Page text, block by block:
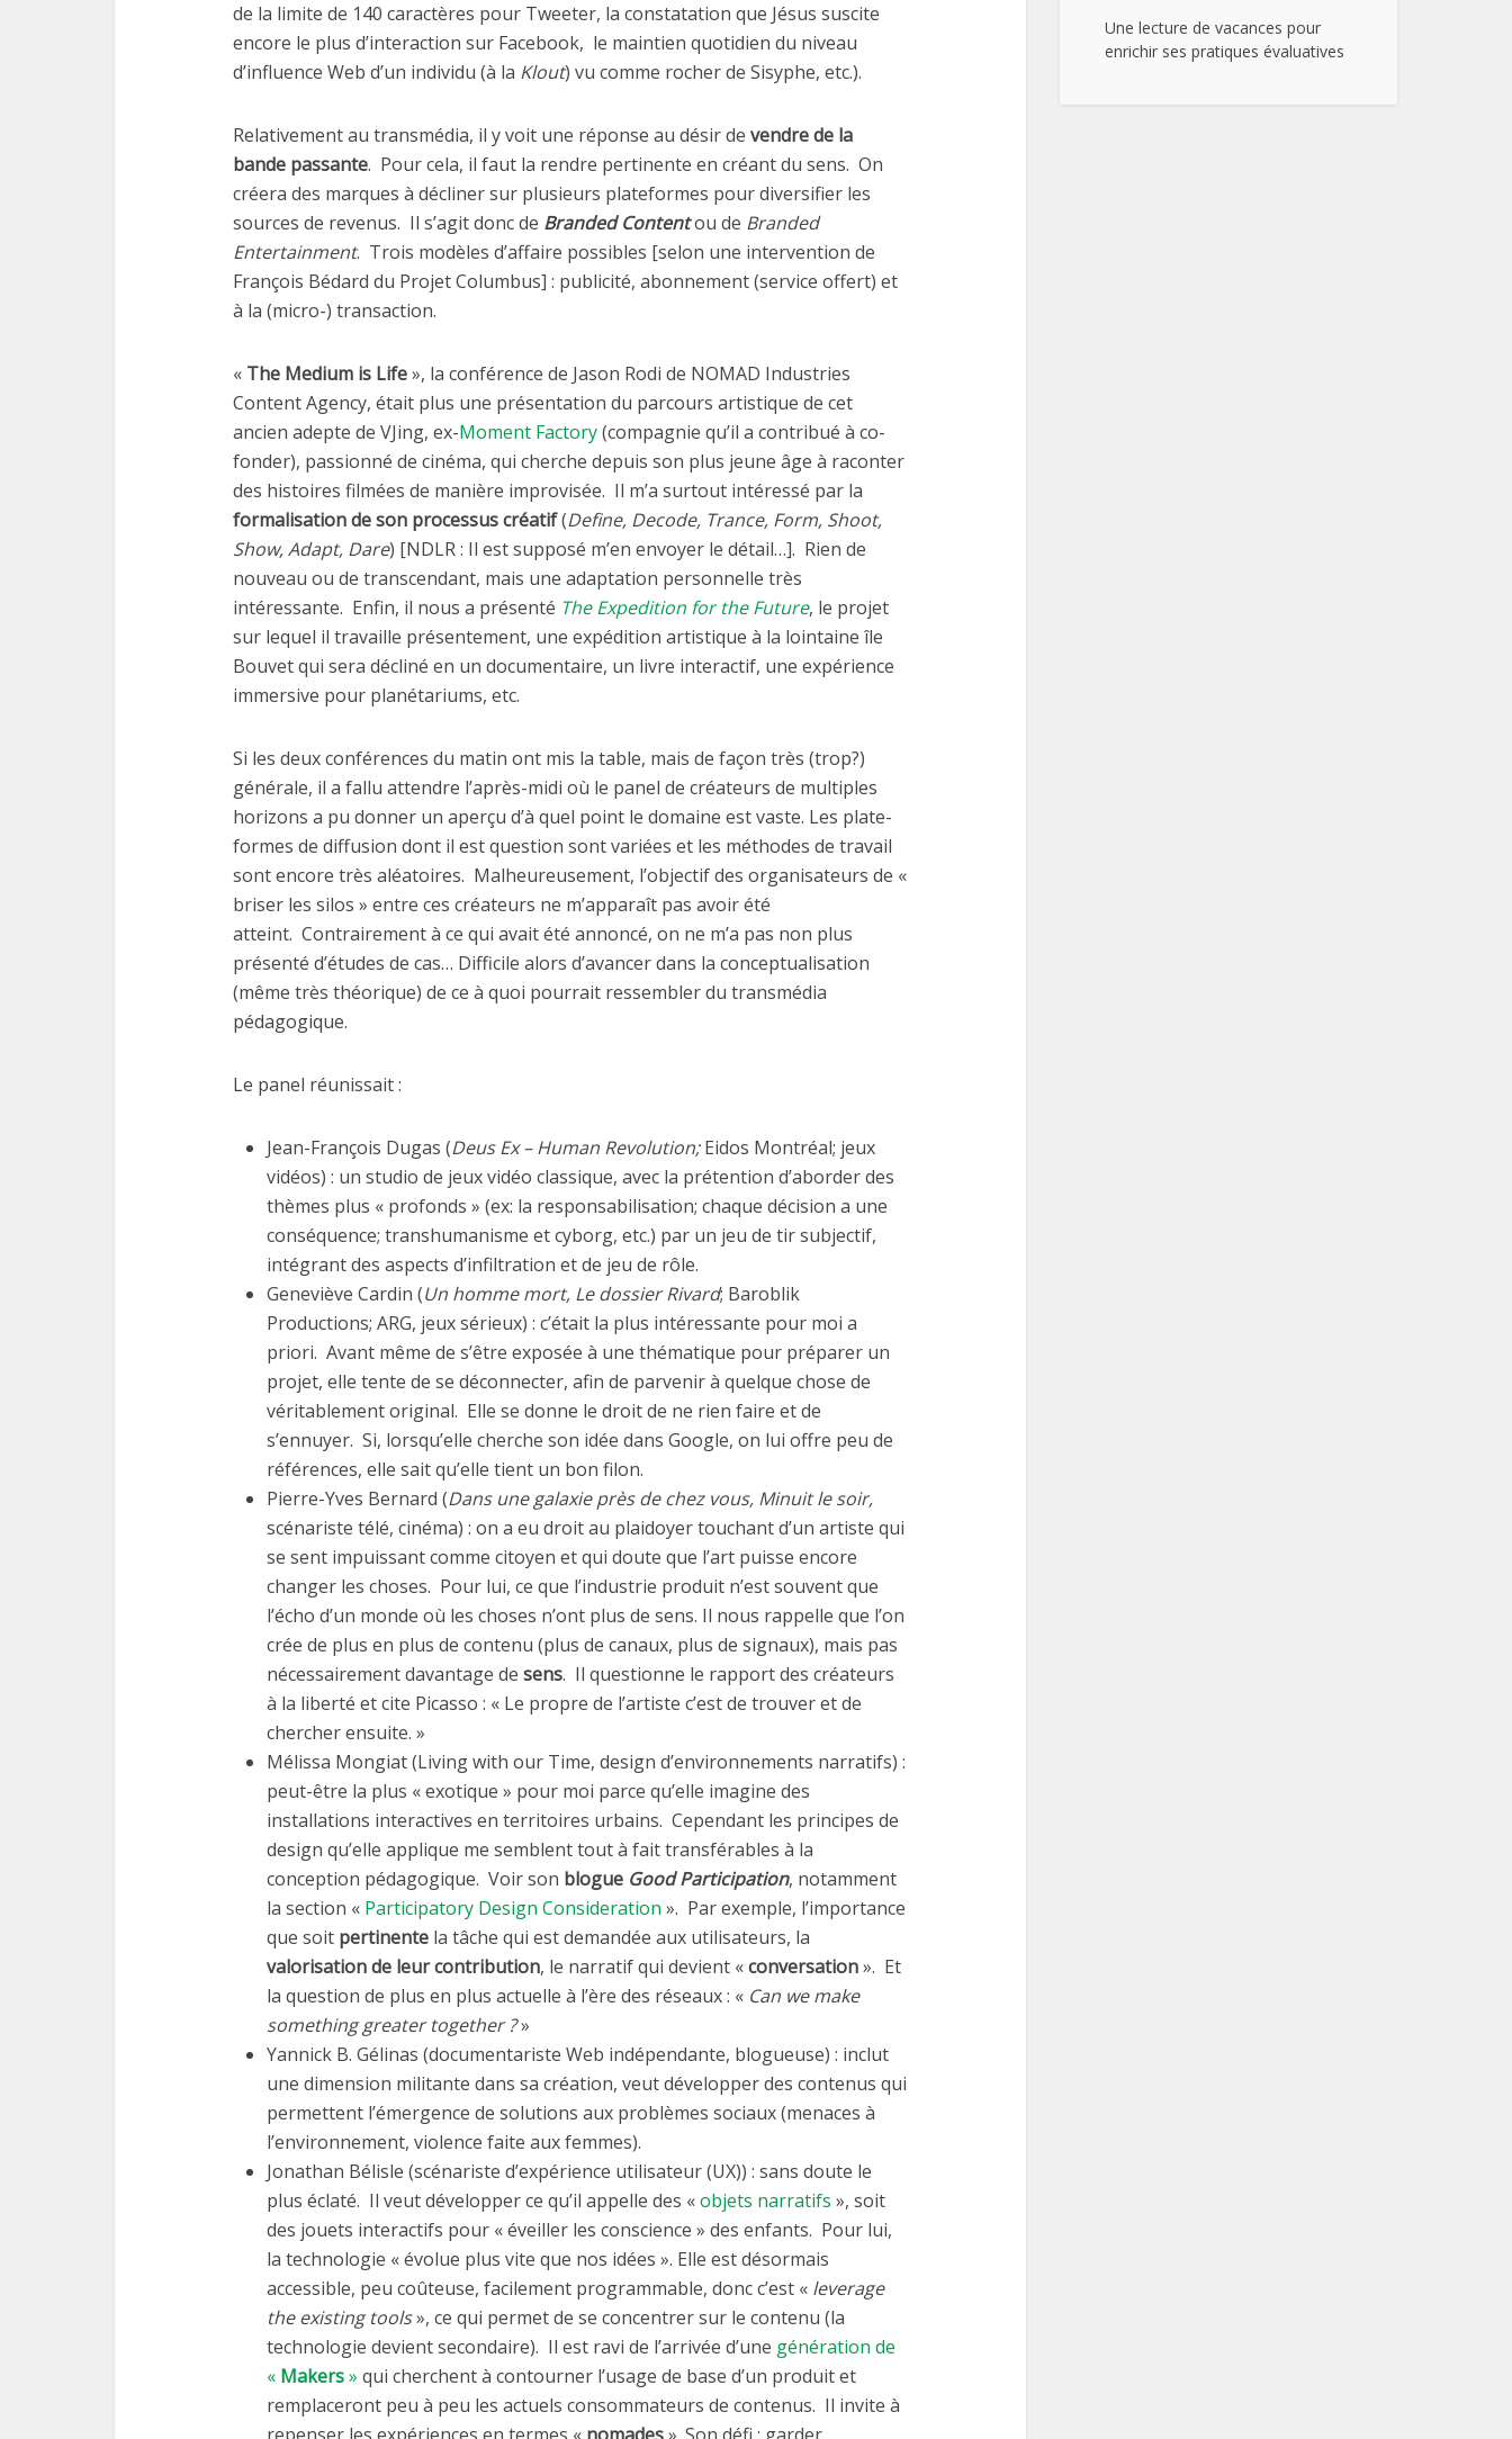
de la limite de 140 caractères pour Tweeter, la constatation que Jésus suscite
encore le plus d’interaction sur Facebook, le maintien quotidien du niveau
d’influence Web d’un individu (à la Klout) vu comme rocher de Sisyphe, etc.).
Relativement au transmédia, il y voit une réponse au désir de vendre de la
bande passante. Pour cela, il faut la rendre pertinente en créant du sens. On
créera des marques à décliner sur plusieurs plateformes pour diversifier les
sources de revenus. Il s’agit donc de Branded Contentou de Branded
Entertainment. Trois modèles d’affaire possibles [selon une intervention de
François Bédard du Projet Columbus] : publicité, abonnement (service offert) et
à la (micro-) transaction.
« The Medium is Life», la conférence de Jason Rodi de NOMAD Industries
Content Agency, était plus une présentation du parcours artistique de cet
ancien adepte de VJing, ex-Moment Factory(compagnie qu’il a contribué à co-
fonder), passionné de cinéma, qui cherche depuis son plus jeune âge à raconter
des histoires filmées de manière improvisée. Il m’a surtout intéressé par la
formalisation de son processus créatif(Define, Decode, Trance, Form, Shoot,
Show, Adapt, Dare) [NDLR : Il est supposé m’en envoyer le détail…]. Rien de
nouveau ou de transcendant, mais une adaptation personnelle très
intéressante. Enfin, il nous a présenté The Expedition for the Future, le projet
sur lequel il travaille présentement, une expédition artistique à la lointaine île
Bouvet qui sera décliné en un documentaire, un livre interactif, une expérience
immersive pour planétariums, etc.
Si les deux conférences du matin ont mis la table, mais de façon très (trop?)
générale, il a fallu attendre l’après-midi où le panel de créateurs de multiples
horizons a pu donner un aperçu d’à quel point le domaine est vaste. Les plate-
formes de diffusion dont il est question sont variées et les méthodes de travail
sont encore très aléatoires. Malheureusement, l’objectif des organisateurs de «
briser les silos » entre ces créateurs ne m’apparaît pas avoir été
atteint. Contrairement à ce qui avait été annoncé, on ne m’a pas non plus
présenté d’études de cas… Difficile alors d’avancer dans la conceptualisation
(même très théorique) de ce à quoi pourrait ressembler du transmédia
pédagogique.
Le panel réunissait :
Jean-François Dugas (Deus Ex – Human Revolution;Eidos Montréal; jeux
vidéos) : un studio de jeux vidéo classique, avec la prétention d’aborder des
thèmes plus « profonds » (ex: la responsabilisation; chaque décision a une
conséquence; transhumanisme et cyborg, etc.) par un jeu de tir subjectif,
intégrant des aspects d’infiltration et de jeu de rôle.
Geneviève Cardin (Un homme mort, Le dossier Rivard; Baroblik
Productions; ARG, jeux sérieux) : c’était la plus intéressante pour moi a
priori. Avant même de s’être exposée à une thématique pour préparer un
projet, elle tente de se déconnecter, afin de parvenir à quelque chose de
véritablement original. Elle se donne le droit de ne rien faire et de
s’ennuyer. Si, lorsqu’elle cherche son idée dans Google, on lui offre peu de
références, elle sait qu’elle tient un bon filon.
Pierre-Yves Bernard (Dans une galaxie près de chez vous, Minuit le soir,
scénariste télé, cinéma) : on a eu droit au plaidoyer touchant d’un artiste qui
se sent impuissant comme citoyen et qui doute que l’art puisse encore
changer les choses. Pour lui, ce que l’industrie produit n’est souvent que
l’écho d’un monde où les choses n’ont plus de sens. Il nous rappelle que l’on
crée de plus en plus de contenu (plus de canaux, plus de signaux), mais pas
nécessairement davantage de sens. Il questionne le rapport des créateurs
à la liberté et cite Picasso : « Le propre de l’artiste c’est de trouver et de
chercher ensuite. »
Mélissa Mongiat (Living with our Time, design d’environnements narratifs) :
peut-être la plus « exotique » pour moi parce qu’elle imagine des
installations interactives en territoires urbains. Cependant les principes de
design qu’elle applique me semblent tout à fait transférables à la
conception pédagogique. Voir son blogue Good Participation, notamment
la section « Participatory Design Consideration ». Par exemple, l’importance
que soit pertinente la tâche qui est demandée aux utilisateurs, la
valorisation de leur contribution, le narratif qui devient «conversation». Et
la question de plus en plus actuelle à l’ère des réseaux : « Can we make
something greater together ?»
Yannick B. Gélinas (documentariste Web indépendante, blogueuse) : inclut
une dimension militante dans sa création, veut développer des contenus qui
permettent l’émergence de solutions aux problèmes sociaux (menaces à
l’environnement, violence faite aux femmes).
Jonathan Bélisle (scénariste d’expérience utilisateur (UX)) : sans doute le
plus éclaté. Il veut développer ce qu’il appelle des «objets narratifs », soit
des jouets interactifs pour « éveiller les conscience » des enfants. Pour lui,
la technologie « évolue plus vite que nos idées ». Elle est désormais
accessible, peu coûteuse, facilement programmable, donc c’est « leverage
the existing tools», ce qui permet de se concentrer sur le contenu (la
technologie devient secondaire). Il est ravi de l’arrivée d’une génération de
« Makers» qui cherchent à contourner l’usage de base d’un produit et
remplaceront peu à peu les actuels consommateurs de contenus. Il invite à
Une lecture de vacances pour
enrichir ses pratiques évaluatives